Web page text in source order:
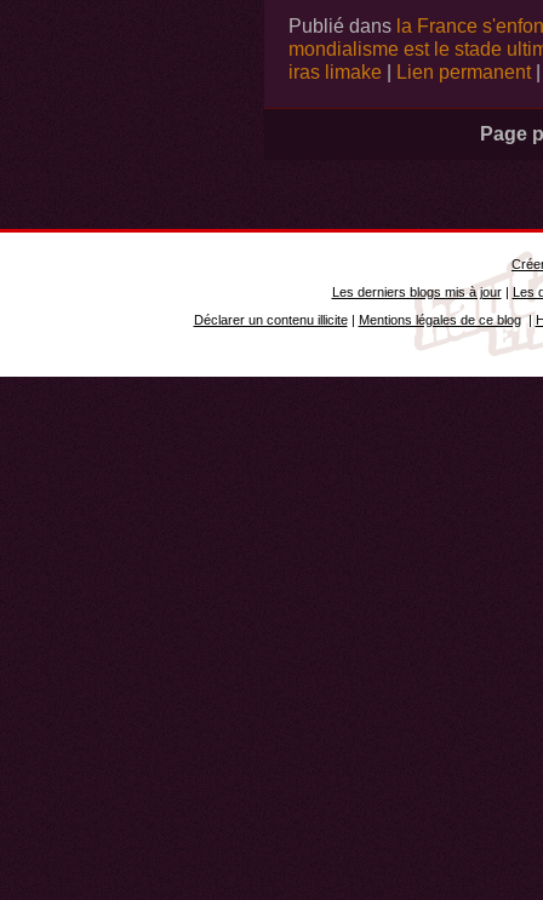
Publié dans la France
mondialisme est le stade
iras limake| Lien permanent
Page
Les derniers blogs mis à jour| Les
Déclarer un contenu illicite| Mentions légales de ce blog|